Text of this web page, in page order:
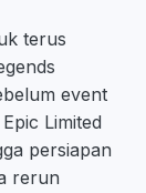
terus
event
Limited
persiapan
rerun